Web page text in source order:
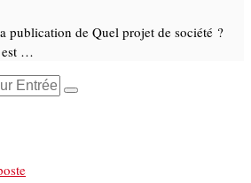
publication de Quel projet de société ?
est …